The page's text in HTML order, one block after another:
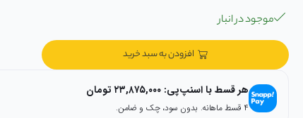
موجود در انبار
افزودن به سبد خرید
هر قسط با اسنپ‌پی: ۲۳,۸۷۵,۰۰۰ تومان
۴ قسط ماهانه. بدون سود، چک و ضامن.